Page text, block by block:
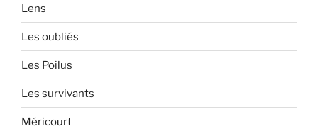
Lens
Les oubliés
Les Poilus
Les survivants
Méricourt